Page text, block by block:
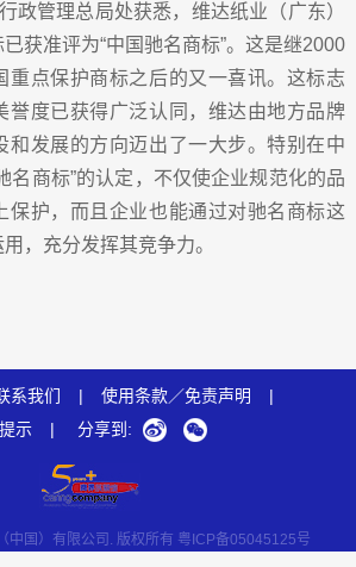
政管理总局处获悉，维达纸业（广东）
获准评为“中国驰名商标”。这是继2000
重点保护商标之后的又一喜讯。这标志
誉度已获得广泛认同，维达由地方品牌
和发展的方向迈出了一大步。特别在中
名商标”的认定，不仅使企业规范化的品
保护，而且企业也能通过对驰名商标这
，充分发挥其竞争力。
系我们 | 使用条款／免责声明
|
示
| 分享到:
中国）有限公司. 版权所有 粤ICP备05045125号